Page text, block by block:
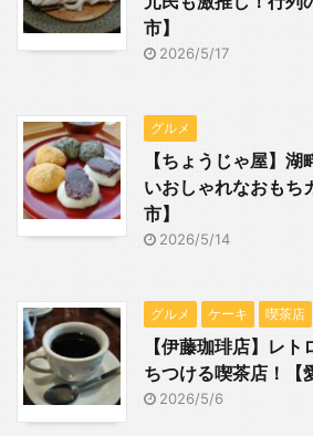
市】
2026/5/17
グルメ
【ちょうじゃ屋】
いおしゃれなおもち
市】
2026/5/14
グルメ ケーキ 喫茶店
【伊藤珈琲店】レ
ちつける喫茶店！【
2026/5/6